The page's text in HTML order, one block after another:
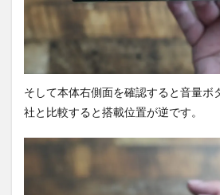
そして本体右側面を確認すると音量ボ
社と比較すると搭載位置が逆です。